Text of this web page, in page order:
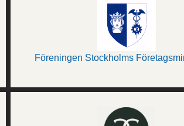
Föreningen Stockholms